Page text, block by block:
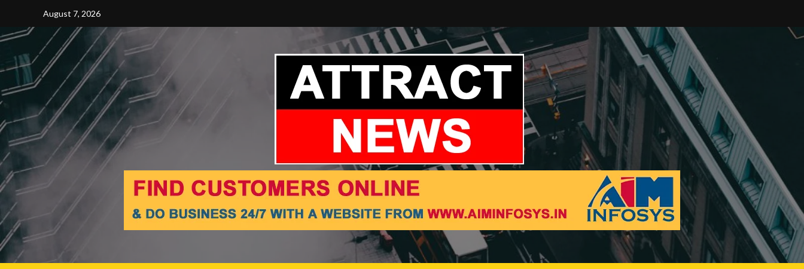
content
August 7, 2026